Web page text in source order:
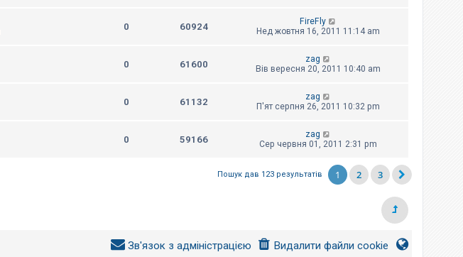
0 60924
FireFly
Нед жовтня 16, 2011 11:14 am
0 61600
zag
Вів вересня 20, 2011 10:40 am
0 61132
zag
П'ят серпня 26, 2011 10:32 pm
0 59166
zag
Сер червня 01, 2011 2:31 pm
Пошук дав 123 результатів 1 2 3
Видалити файли cookie
Зв'язок з адміністрацією